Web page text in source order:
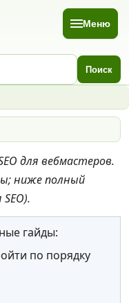
Меню
Поиск
для вебмастеров.
ниже полный
гайды:
по порядку